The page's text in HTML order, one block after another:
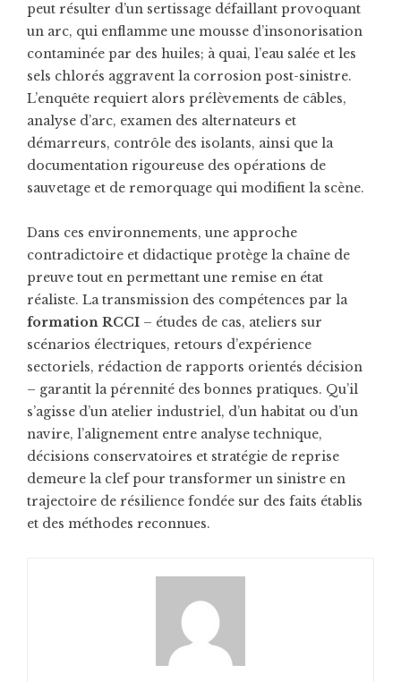
peut résulter d’un sertissage défaillant provoquant
un arc, qui enflamme une mousse d’insonorisation
contaminée par des huiles; à quai, l’eau salée et les
sels chlorés aggravent la corrosion post-sinistre.
L’enquête requiert alors prélèvements de câbles,
analyse d’arc, examen des alternateurs et
démarreurs, contrôle des isolants, ainsi que la
documentation rigoureuse des opérations de
sauvetage et de remorquage qui modifient la scène.
Dans ces environnements, une approche
contradictoire et didactique protège la chaîne de
preuve tout en permettant une remise en état
réaliste. La transmission des compétences par la
formation RCCI – études de cas, ateliers sur
scénarios électriques, retours d’expérience
sectoriels, rédaction de rapports orientés décision
– garantit la pérennité des bonnes pratiques. Qu’il
s’agisse d’un atelier industriel, d’un habitat ou d’un
navire, l’alignement entre analyse technique,
décisions conservatoires et stratégie de reprise
demeure la clef pour transformer un sinistre en
trajectoire de résilience fondée sur des faits établis
et des méthodes reconnues.